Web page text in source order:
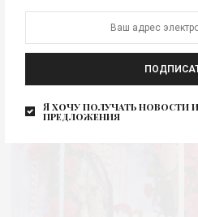
Я хочу получать новости
предложения